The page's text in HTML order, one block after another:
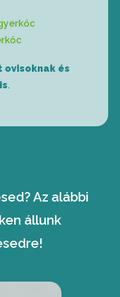
ovisoknak és
.
Az alábbi
állunk